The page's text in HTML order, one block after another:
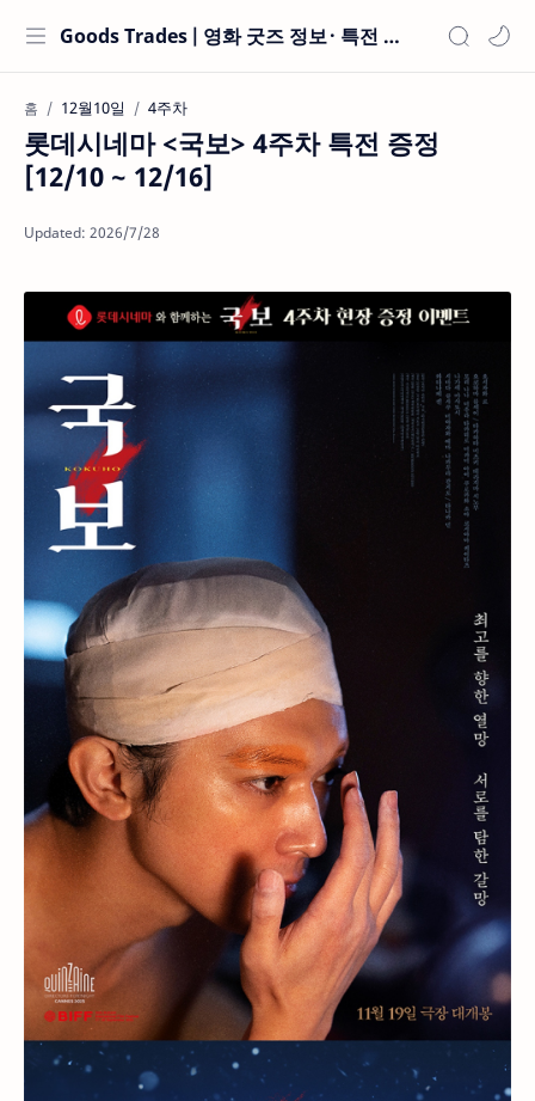
Goods Trades | 영화 굿즈 정보 · 특전 현황
홈 12월10일 4주차
롯데시네마 <국보> 4주차 특전 증정
[12/10 ~ 12/16]